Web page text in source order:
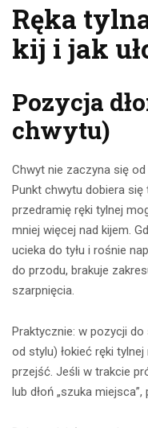
Ręka
kij i jak
Pozycja
chwytu)
Chwyt nie zaczyna się
Punkt chwytu dobiera się
przedramię ręki tylnej
mniej więcej nad kijem.
ucieka do tyłu i rośnie
do przodu, brakuje
szarpnięcia.
Praktycznie: w pozycji
od stylu) łokieć ręki
przejść. Jeśli w trakcie
lub dłoń „szuka